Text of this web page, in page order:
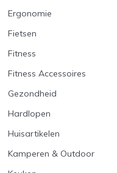
Ergonomie
Fietsen
Fitness
Fitness Accessoires
Gezondheid
Hardlopen
Huisartikelen
Kamperen & Outdoor